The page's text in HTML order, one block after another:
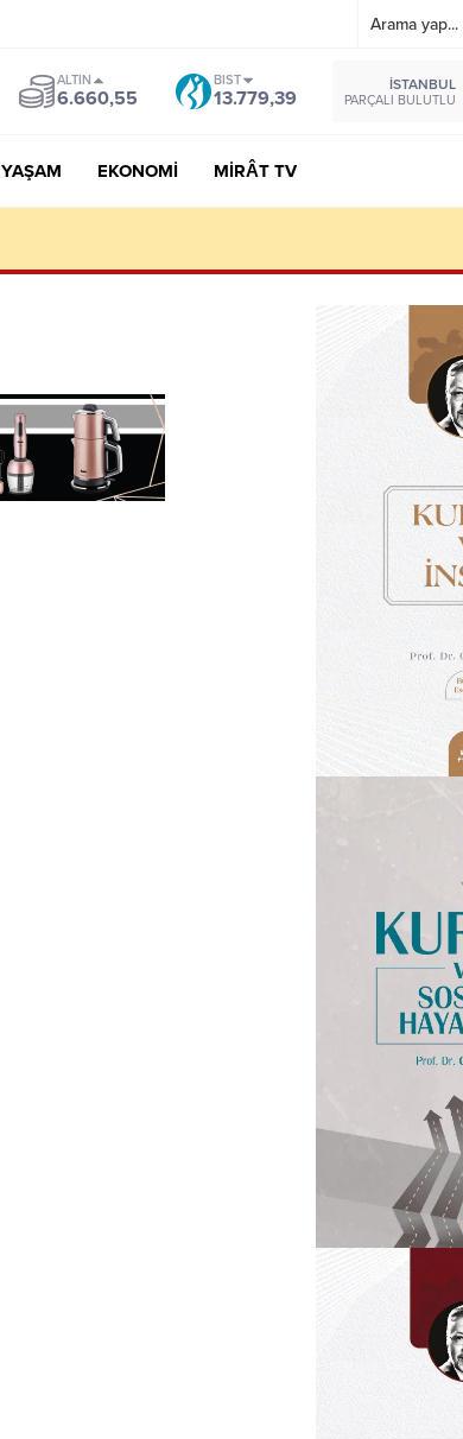
ALTIN
6.660,55
BIST
13.779,39
İSTANBUL
PARÇALI BULUTLU
YAŞAM EKONOMI MIRÂT TV